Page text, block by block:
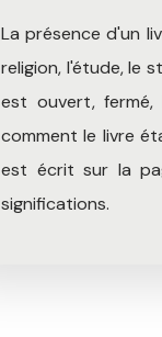
La présence d'un
religion, l'étude, le
est ouvert,
comment le livre
est écrit sur la
significations.